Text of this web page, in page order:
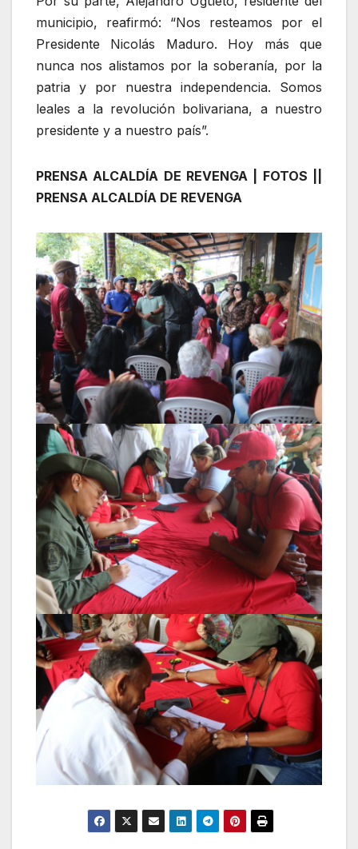
municipio, reafirmó: “Nos resteamos por el
Presidente Nicolás Maduro. Hoy más que
nunca nos alistamos por la soberanía, por la
patria y por nuestra independencia. Somos
leales a la revolución bolivariana, a nuestro
presidente y a nuestro país”.
PRENSA ALCALDÍA DE REVENGA | FOTOS ||
PRENSA ALCALDÍA DE REVENGA